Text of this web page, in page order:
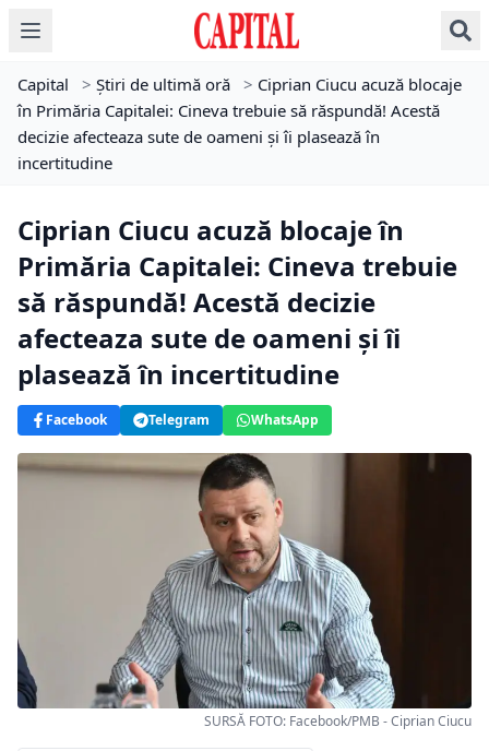
Capital > Știri de ultimă oră > Ciprian Ciucu acuză blocaje
în Primăria Capitalei: Cineva trebuie să răspundă! Acestă
decizie afecteaza sute de oameni și îi plasează în
incertitudine
Ciprian Ciucu acuză blocaje în
Primăria Capitalei: Cineva trebuie
să răspundă! Acestă decizie
afecteaza sute de oameni și îi
plasează în incertitudine
Facebook Telegram WhatsApp
SURSĂ FOTO: Facebook/PMB - Ciprian Ciucu